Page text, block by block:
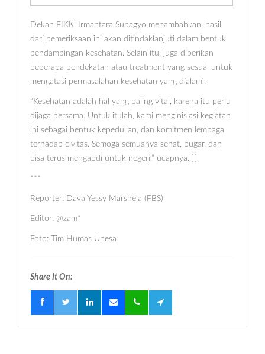
Dekan FIKK, Irmantara Subagyo menambahkan, hasil
dari pemeriksaan ini akan ditindaklanjuti dalam bentuk
pendampingan kesehatan. Selain itu, juga diberikan
beberapa pendekatan atau treatment yang sesuai untuk
mengatasi permasalahan kesehatan yang dialami.
“Kesehatan adalah hal yang paling vital, karena itu perlu
dijaga bersama. Untuk itulah, kami menginisiasi kegiatan
ini sebagai bentuk kepedulian, dan komitmen lembaga
terhadap civitas. Semoga semuanya sehat, bugar, dan
bisa terus mengabdi untuk negeri,” ucapnya. ][
***
Reporter: Dava Yessy Marshela (FBS)
Editor: @zam*
Foto: Tim Humas Unesa
Share It On: